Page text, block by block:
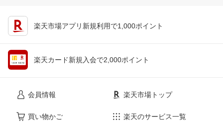
楽天市場アプリ新規利用で1,000ポイント
楽天カード新規入会で2,000ポイント
会員情報
買い物かご
楽天市場トップ
楽天のサービス一覧